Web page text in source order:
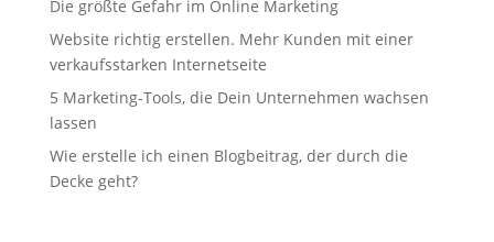
Die größte Gefahr im Online Marketing
Website richtig erstellen. Mehr Kunden mit einer
verkaufsstarken Internetseite
5 Marketing-Tools, die Dein Unternehmen wachsen
lassen
Wie erstelle ich einen Blogbeitrag, der durch die
Decke geht?